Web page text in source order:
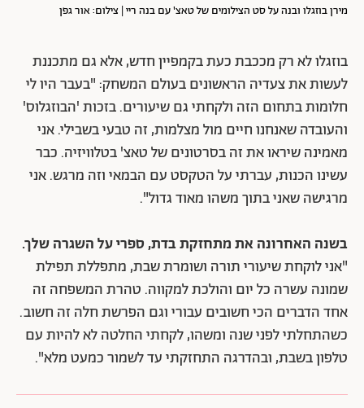
מירן בוזגלו ובנה על סט הצילומים של טאצ' עם בנה ריי | צילום: אור גפן
בוזגלו לא רק מככבת כעת בקמפיין חדש, אלא גם מתכננת
לעשות את צעדיה הראשונים בעולם המשחק: "בעבר היו לי
חלומות בתחום הזה ולקחתי גם שיעורים. בזכות 'הבוזגלוס'
והעובדה שאנחנו חיים מול מצלמות, זה טבעי בשבילי. אני
מאמינה שיראו את זה בסרטונים של טאצ' בטלוויזיה. כבר
עשינו הכנות, עברתי על הטקסט עם הבמאי וזה מרגש. אני
מרגישה שאני בתוך משהו מאוד גדול".
בשנה האחרונה את מתחזקת בדת, ספרי על השגרה שלך.
"אני לוקחת שיעורי תורה ושומרת שבת, מתפללת תפילת
שמונה עשרה כל יום והולכת למקווה. טהרת המשפחה זה
אחד הדברים הכי חשובים עבורי וגם הפרשת חלה זה חשוב.
כשהתחלתי לפני שנה ומשהו, לקחתי החלטה לא להיות עם
טלפון בשבת, ובהדרגה התחזקתי עד לשמור כמעט מלא".